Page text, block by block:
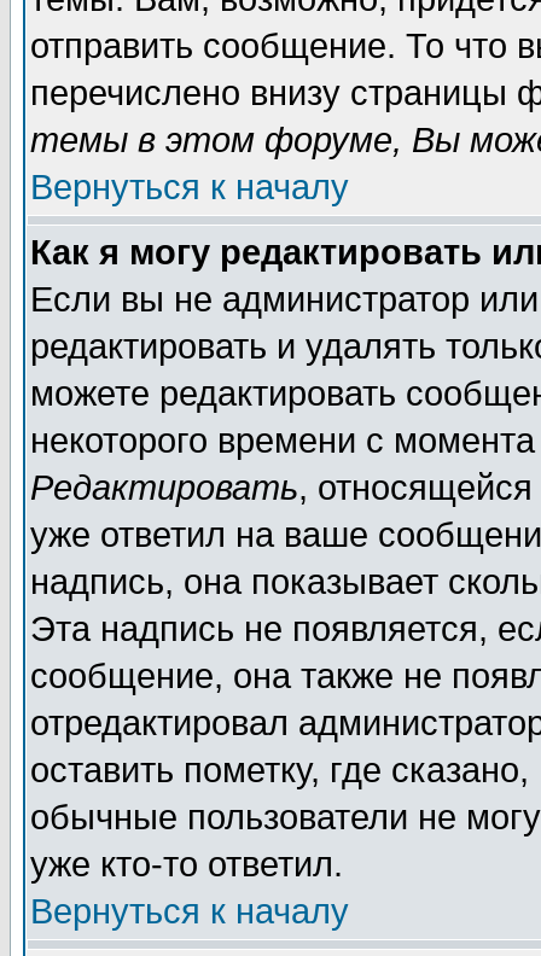
отправить сообщение. То что
перечислено внизу страницы
темы в этом форуме, Вы
Вернуться к началу
Как я могу редактировать
Если вы не администратор
редактировать и удалять
можете редактировать
некоторого времени с
Редактировать,
уже ответил на ваше
надпись, она показывает
Эта надпись не появляется,
сообщение, она также не
отредактировал
оставить пометку, где
обычные пользователи не
уже кто-то ответил.
Вернуться к началу